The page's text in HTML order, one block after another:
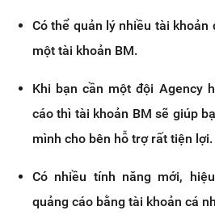
Có thể quản lý nhiều tài khoản
một tài khoản BM.
Khi bạn cần một đội Agency
cáo thì tài khoản BM sẽ giúp
mình cho bên hỗ trợ rất tiện lợi.
Có nhiều tính năng mới,
quảng cáo bằng tài khoản cá